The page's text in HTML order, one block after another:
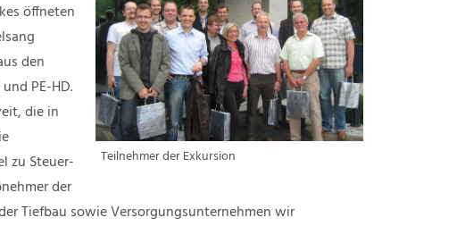
Teilnehmer der Exkursion
öffneten
den
PE-HD.
die in
zu Steuer-
der
Tiefbau sowie Versorgungsunternehmen wir